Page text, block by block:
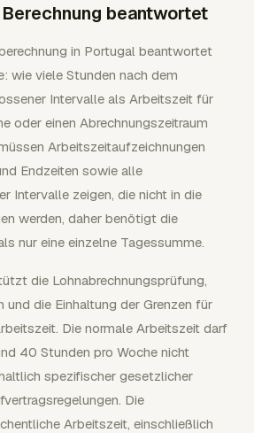
beantwortet
in Portugal beantwortet
wie viele Stunden nach dem
Intervalle als Arbeitszeit für
oder einen Abrechnungszeitraum
Arbeitszeitaufzeichnungen
Endzeiten sowie alle
Intervalle zeigen, die nicht in die
werden, daher benötigt die
nur eine einzelne Tagessumme.
die Lohnabrechnungsprüfung,
und die Einhaltung der Grenzen für
Die normale Arbeitszeit darf
40 Stunden pro Woche nicht
spezifischer gesetzlicher
Die
Arbeitszeit, einschließlich